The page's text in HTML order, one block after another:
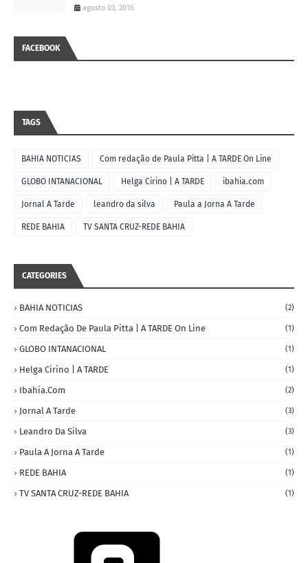
agosto 03, 2016
FACEBOOK
TAGS
BAHIA NOTICIAS Com redação de Paula Pitta | A TARDE On Line
GLOBO INTANACIONAL Helga Cirino | A TARDE ibahia.com
Jornal A Tarde leandro da silva Paula a Jorna A Tarde
REDE BAHIA TV SANTA CRUZ-REDE BAHIA
CATEGORIES
BAHIA NOTICIAS (2)
Com Redação De Paula Pitta | A TARDE On Line (1)
GLOBO INTANACIONAL (1)
Helga Cirino | A TARDE (1)
Ibahia.com (2)
Jornal A Tarde (3)
Leandro Da Silva (3)
Paula A Jorna A Tarde (1)
REDE BAHIA (1)
TV SANTA CRUZ-REDE BAHIA (1)